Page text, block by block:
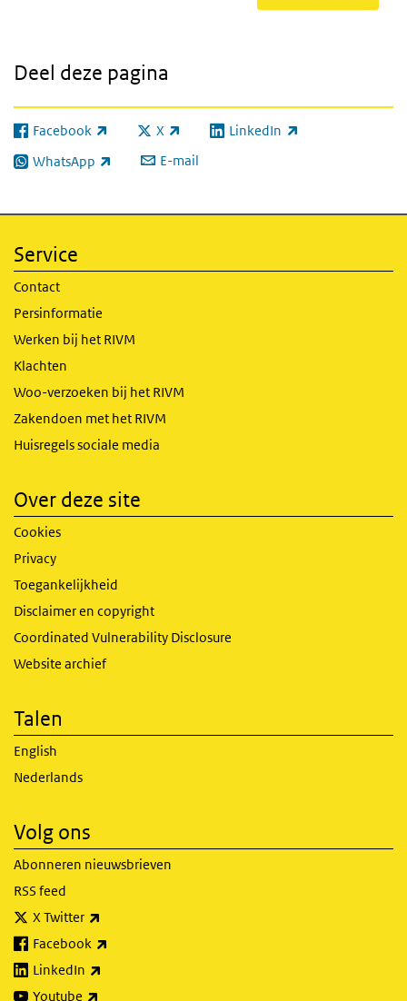
Deel deze pagina
Facebook
(externe link) X
(externe link) LinkedIn
(externe link)
WhatsApp
(externe link) E-mail
Service
Contact
Persinformatie
Werken bij het RIVM
Klachten
Woo-verzoeken bij het RIVM
Zakendoen met het RIVM
Huisregels sociale media
Over deze site
Cookies
Privacy
Toegankelijkheid
Disclaimer en copyright
Coordinated Vulnerability Disclosure
Website archief
Talen
English
Nederlands
Volg ons
Abonneren nieuwsbrieven
RSS feed
X Twitter
Facebook
LinkedIn
Youtube